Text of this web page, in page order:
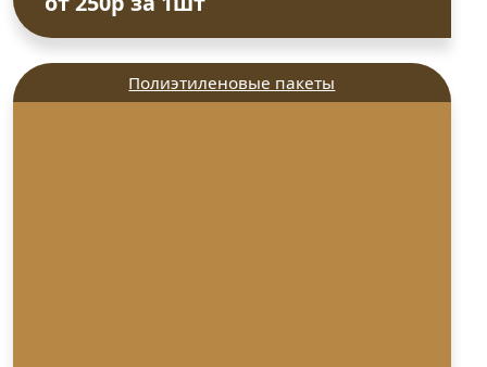
Презентабельный вид
Изготовление от 10-и рабочих дней
от 250р за 1шт